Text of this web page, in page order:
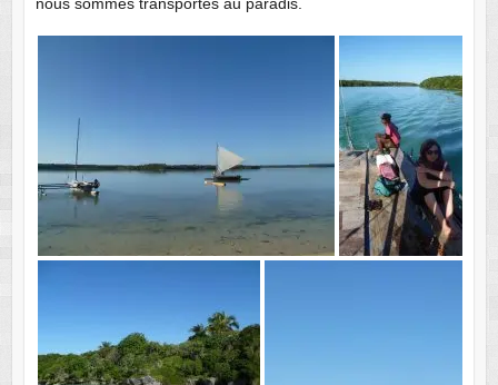
nous sommes transportés au paradis.